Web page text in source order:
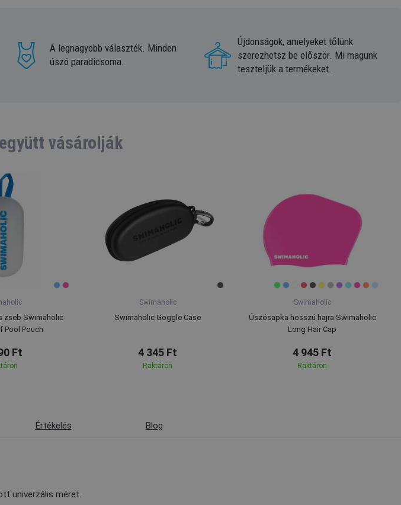
A legnagyobb választék. Minden
úszó paradicsoma.
Újdonságok, amelyeket tőlünk
szerezhetsz be először. Mi magunk
teszteljük a termékeket.
vásárolják
zseb Swimaholic
Pool Pouch
Ft
Swimaholic
Swimaholic Goggle Case
4 345 Ft
Raktáron
Swimaholic
Úszósapka hosszú hajra Swimaholic
Long Hair Cap
4 945 Ft
Raktáron
Értékelés Blog
univerzális méret.